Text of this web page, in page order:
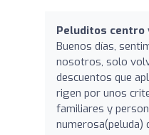
Peluditos centro
Buenos días,
nosotros, solo
descuentos que
rigen por unos
familiares y
numerosa(peluda)